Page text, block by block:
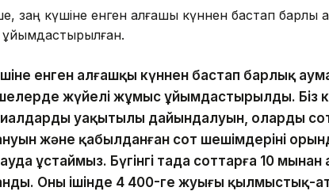
заң күшіне енген алғашқы күннен бастап барлық
енген алғашқы күннен бастап барлық
жүйелі жұмыс ұйымдастырылды. Біз
уақытылы дайындалуын, олардың
және қабылданған сот шешімдерінің
ұстаймыз. Бүгінгі таңда соттарға 10
Оның ішінде 4 400-ге жуығы қылмыстық-